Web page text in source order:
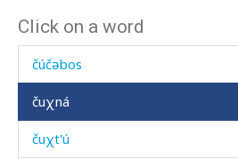
Click on a word
čuħdut
čúčəbos
čuχná
čuχt'ú